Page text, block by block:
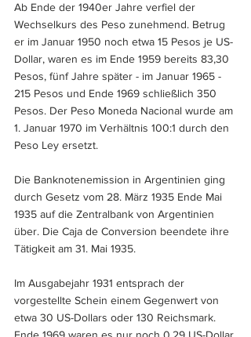
Ab Ende der 1940er Jahre verfiel der
Wechselkurs des Peso zunehmend. Betrug
er im Januar 1950 noch etwa 15 Pesos je US-
Dollar, waren es im Ende 1959 bereits 83,30
Pesos, fünf Jahre später - im Januar 1965 -
215 Pesos und Ende 1969 schließlich 350
Pesos. Der Peso Moneda Nacional wurde am
1. Januar 1970 im Verhältnis 100:1 durch den
Peso Ley ersetzt.
Die Banknotenemission in Argentinien ging
durch Gesetz vom 28. März 1935 Ende Mai
1935 auf die Zentralbank von Argentinien
über. Die Caja de Conversion beendete ihre
Tätigkeit am 31. Mai 1935.
Im Ausgabejahr 1931 entsprach der
vorgestellte Schein einem Gegenwert von
etwa 30 US-Dollars oder 130 Reichsmark.